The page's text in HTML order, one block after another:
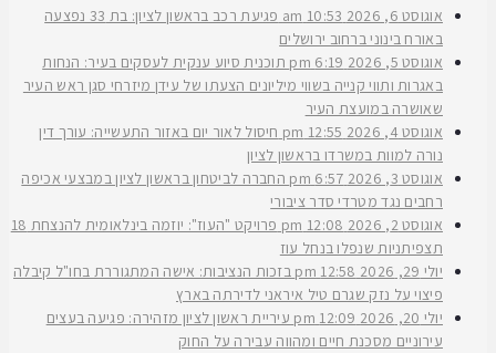
אוגוסט 6, 2026 10:53 am
פגיעת רכב בראשון לציון: בת 33 נפצעה
באורח בינוני ברחוב ירושלים
אוגוסט 5, 2026
6:19 pm
תוכנית סיוע ענקית לעסקים בעיר: הנחות
באגרות ותווי קנייה בשווי מיליונים הצעתו של עידן מיזרחי סגן ראש העיר
שאושרה במועצת העיר
אוגוסט 4, 2026
12:55 pm
חיסול לאור יום באזור התעשייה: עורך דין
נורה למוות במשרדו בראשון לציון
אוגוסט 3, 2026
6:57 pm
החברה לביטחון בראשון לציון במבצעי אכיפה
רחבים נגד מטרדי סדר ציבורי
אוגוסט 2, 2026
12:08 pm
פרויקט "העוז": יוזמה בינלאומית להנצחת 18
תצפיתניות שנפלו בנחל עוז
יולי 29, 2026
12:58 pm
בזכות הנציבות: אישה המתגוררת בחו"ל קיבלה
פיצוי על נזק שגרם טיל איראני לדירתה בארץ
יולי 20, 2026
12:09 pm
עיריית ראשון לציון מזהירה: פגיעה בעצים
עירוניים מסכנת חיים ומהווה עבירה על החוק